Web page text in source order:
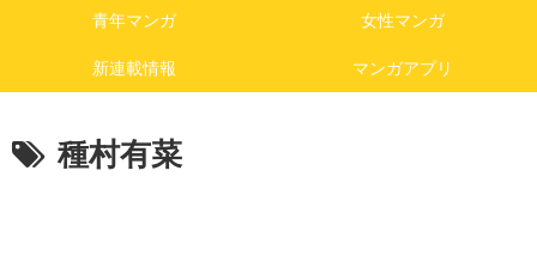
青年マンガ 女性マンガ
新連載情報 マンガアプリ
種村有菜